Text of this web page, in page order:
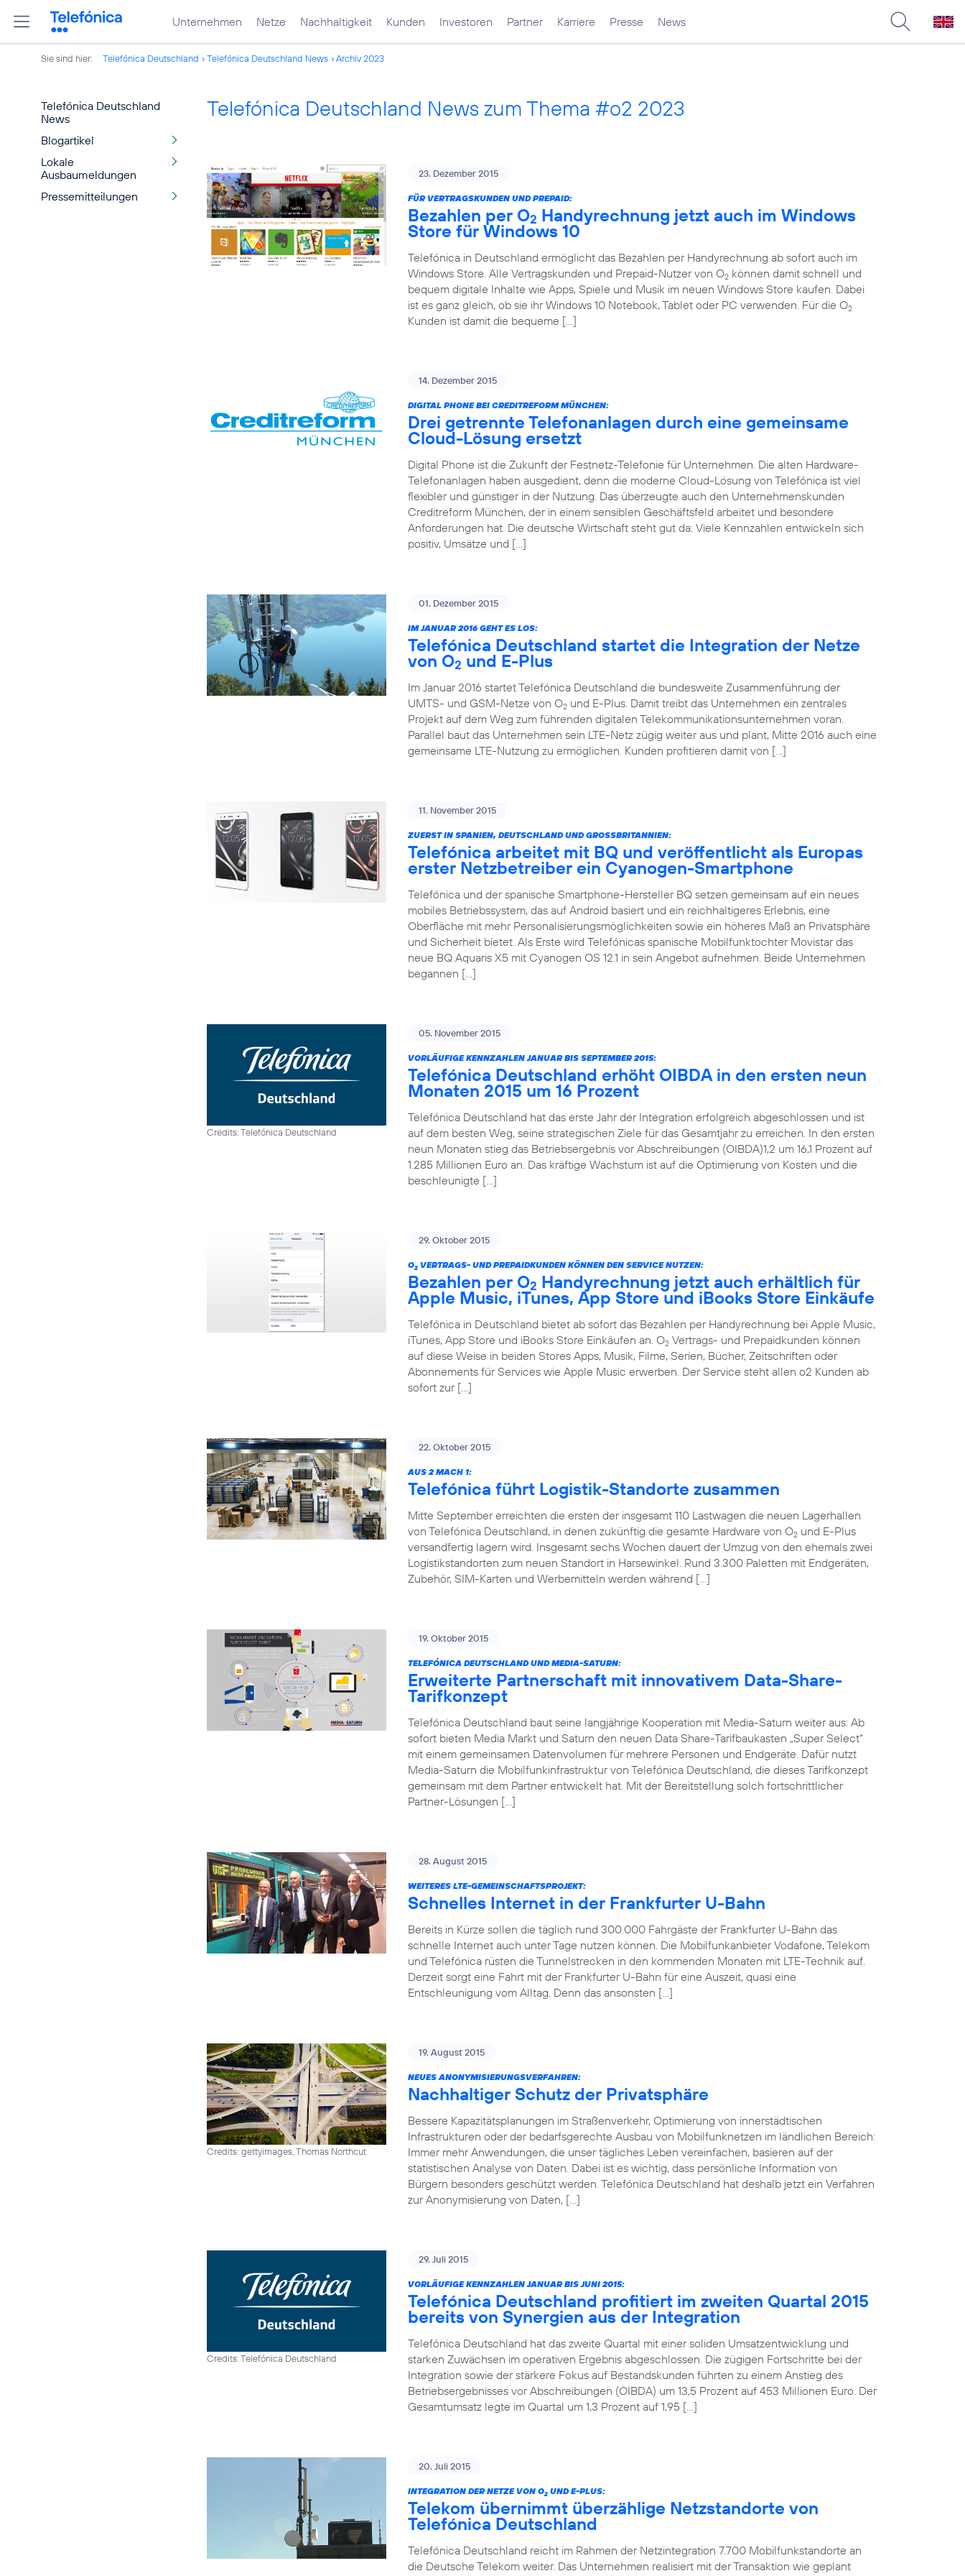
Unternehmen Netze Nachhaltigkeit Kunden Investoren Partner Karriere Presse News
Sie sind hier: Telefónica Deutschland Telefónica Deutschland News Archiv 2023
Telefónica Deutschland
News
Blogartikel
Lokale
Ausbaumeldungen
Pressemitteilungen
Telefónica Deutschland News zum Thema #o2 2023
23. Dezember 2015
FÜR VERTRAGSKUNDEN UND PREPAID:
Bezahlen per O2 Handyrechnung jetzt auch im Windows
Store für Windows 10
Telefónica in Deutschland ermöglicht das Bezahlen per Handyrechnung ab sofort auch im
Windows Store. Alle Vertragskunden und Prepaid-Nutzer von O2 können damit schnell und
bequem digitale Inhalte wie Apps, Spiele und Musik im neuen Windows Store kaufen. Dabei
ist es ganz gleich, ob sie ihr Windows 10 Notebook, Tablet oder PC verwenden. Für die O2
Kunden ist damit die bequeme […]
14. Dezember 2015
DIGITAL PHONE BEI CREDITREFORM MÜNCHEN:
Drei getrennte Telefonanlagen durch eine gemeinsame
Cloud-Lösung ersetzt
Digital Phone ist die Zukunft der Festnetz-Telefonie für Unternehmen. Die alten Hardware-
Telefonanlagen haben ausgedient, denn die moderne Cloud-Lösung von Telefónica ist viel
flexibler und günstiger in der Nutzung. Das überzeugte auch den Unternehmenskunden
Creditreform München, der in einem sensiblen Geschäftsfeld arbeitet und besondere
Anforderungen hat. Die deutsche Wirtschaft steht gut da: Viele Kennzahlen entwickeln sich
positiv, Umsätze und […]
01. Dezember 2015
IM JANUAR 2016 GEHT ES LOS:
Telefónica Deutschland startet die Integration der Netze
von O2 und E-Plus
Im Januar 2016 startet Telefónica Deutschland die bundesweite Zusammenführung der
UMTS- und GSM-Netze von O2 und E-Plus. Damit treibt das Unternehmen ein zentrales
Projekt auf dem Weg zum führenden digitalen Telekommunikationsunternehmen voran.
Parallel baut das Unternehmen sein LTE-Netz zügig weiter aus und plant, Mitte 2016 auch eine
gemeinsame LTE-Nutzung zu ermöglichen. Kunden profitieren damit von […]
11. November 2015
ZUERST IN SPANIEN, DEUTSCHLAND UND GROSSBRITANNIEN:
Telefónica arbeitet mit BQ und veröffentlicht als Europas
erster Netzbetreiber ein Cyanogen-Smartphone
Telefónica und der spanische Smartphone-Hersteller BQ setzen gemeinsam auf ein neues
mobiles Betriebssystem, das auf Android basiert und ein reichhaltigeres Erlebnis, eine
Oberfläche mit mehr Personalisierungsmöglichkeiten sowie ein höheres Maß an Privatsphäre
und Sicherheit bietet. Als Erste wird Telefónicas spanische Mobilfunktochter Movistar das
neue BQ Aquaris X5 mit Cyanogen OS 12.1 in sein Angebot aufnehmen. Beide Unternehmen
begannen […]
Credits: Telefónica Deutschland
05. November 2015
VORLÄUFIGE KENNZAHLEN JANUAR BIS SEPTEMBER 2015:
Telefónica Deutschland erhöht OIBDA in den ersten neun
Monaten 2015 um 16 Prozent
Telefónica Deutschland hat das erste Jahr der Integration erfolgreich abgeschlossen und ist
auf dem besten Weg, seine strategischen Ziele für das Gesamtjahr zu erreichen. In den ersten
neun Monaten stieg das Betriebsergebnis vor Abschreibungen (OIBDA)1,2 um 16,1 Prozent auf
1.285 Millionen Euro an. Das kräftige Wachstum ist auf die Optimierung von Kosten und die
beschleunigte […]
29. Oktober 2015
O2 VERTRAGS- UND PREPAIDKUNDEN KÖNNEN DEN SERVICE NUTZEN:
Bezahlen per O2 Handyrechnung jetzt auch erhältlich für
Apple Music, iTunes, App Store und iBooks Store Einkäufe
Telefónica in Deutschland bietet ab sofort das Bezahlen per Handyrechnung bei Apple Music,
iTunes, App Store und iBooks Store Einkäufen an. O2 Vertrags- und Prepaidkunden können
auf diese Weise in beiden Stores Apps, Musik, Filme, Serien, Bücher, Zeitschriften oder
Abonnements für Services wie Apple Music erwerben. Der Service steht allen o2 Kunden ab
sofort zur […]
22. Oktober 2015
AUS 2 MACH 1:
Telefónica führt Logistik-Standorte zusammen
Mitte September erreichten die ersten der insgesamt 110 Lastwagen die neuen Lagerhallen
von Telefónica Deutschland, in denen zukünftig die gesamte Hardware von O2 und E-Plus
versandfertig lagern wird. Insgesamt sechs Wochen dauert der Umzug von den ehemals zwei
Logistikstandorten zum neuen Standort in Harsewinkel. Rund 3.300 Paletten mit Endgeräten,
Zubehör, SIM-Karten und Werbemitteln werden während […]
19. Oktober 2015
TELEFÓNICA DEUTSCHLAND UND MEDIA-SATURN:
Erweiterte Partnerschaft mit innovativem Data-Share-
Tarifkonzept
Telefónica Deutschland baut seine langjährige Kooperation mit Media-Saturn weiter aus: Ab
sofort bieten Media Markt und Saturn den neuen Data Share-Tarifbaukasten „Super Select“
mit einem gemeinsamen Datenvolumen für mehrere Personen und Endgeräte. Dafür nutzt
Media-Saturn die Mobilfunkinfrastruktur von Telefónica Deutschland, die dieses Tarifkonzept
gemeinsam mit dem Partner entwickelt hat. Mit der Bereitstellung solch fortschrittlicher
Partner-Lösungen […]
28. August 2015
WEITERES LTE-GEMEINSCHAFTSPROJEKT:
Schnelles Internet in der Frankfurter U-Bahn
Bereits in Kürze sollen die täglich rund 300.000 Fahrgäste der Frankfurter U-Bahn das
schnelle Internet auch unter Tage nutzen können. Die Mobilfunkanbieter Vodafone, Telekom
und Telefónica rüsten die Tunnelstrecken in den kommenden Monaten mit LTE-Technik auf.
Derzeit sorgt eine Fahrt mit der Frankfurter U-Bahn für eine Auszeit, quasi eine
Entschleunigung vom Alltag. Denn das ansonsten […]
Credits: gettyimages, Thomas Northcut
19. August 2015
NEUES ANONYMISIERUNGSVERFAHREN:
Nachhaltiger Schutz der Privatsphäre
Bessere Kapazitätsplanungen im Straßenverkehr, Optimierung von innerstädtischen
Infrastrukturen oder der bedarfsgerechte Ausbau von Mobilfunknetzen im ländlichen Bereich:
Immer mehr Anwendungen, die unser tägliches Leben vereinfachen, basieren auf der
statistischen Analyse von Daten. Dabei ist es wichtig, dass persönliche Information von
Bürgern besonders geschützt werden. Telefónica Deutschland hat deshalb jetzt ein Verfahren
zur Anonymisierung von Daten, […]
Credits: Telefónica Deutschland
29. Juli 2015
VORLÄUFIGE KENNZAHLEN JANUAR BIS JUNI 2015:
Telefónica Deutschland profitiert im zweiten Quartal 2015
bereits von Synergien aus der Integration
Telefónica Deutschland hat das zweite Quartal mit einer soliden Umsatzentwicklung und
starken Zuwächsen im operativen Ergebnis abgeschlossen. Die zügigen Fortschritte bei der
Integration sowie der stärkere Fokus auf Bestandskunden führten zu einem Anstieg des
Betriebsergebnisses vor Abschreibungen (OIBDA) um 13,5 Prozent auf 453 Millionen Euro. Der
Gesamtumsatz legte im Quartal um 1,3 Prozent auf 1,95 […]
20. Juli 2015
INTEGRATION DER NETZE VON O2 UND E-PLUS:
Telekom übernimmt überzählige Netzstandorte von
Telefónica Deutschland
Telefónica Deutschland reicht im Rahmen der Netzintegration 7.700 Mobilfunkstandorte an
die Deutsche Telekom weiter. Das Unternehmen realisiert mit der Transaktion wie geplant